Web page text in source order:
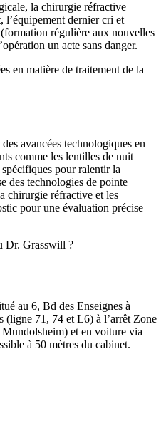
la chirurgie réfractive
l’équipement dernier cri et
régulière aux nouvelles
un acte sans danger.
en matière de traitement de la
avancées technologiques en
comme les lentilles de nuit
pour ralentir la
des technologies de pointe
chirurgie réfractive et les
pour une évaluation précise
Dr. Grasswill ?
au 6, Bd des Enseignes à
(ligne 71, 74 et L6) à l’arrêt Zone
et en voiture via
à 50 mètres du cabinet.